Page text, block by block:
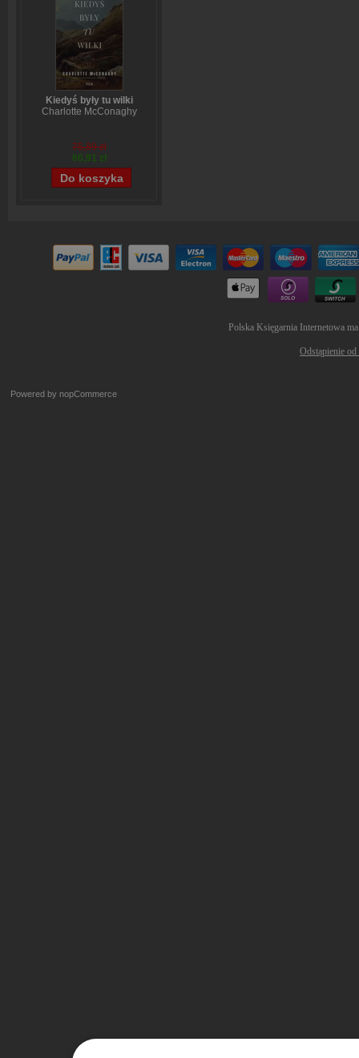
Kiedyś były tu wilki
Charlotte McConaghy
75,89 zł
60,91 zł
Polska Księgarnia Internetowa
Odstąpienie
Powered by nopCommerce